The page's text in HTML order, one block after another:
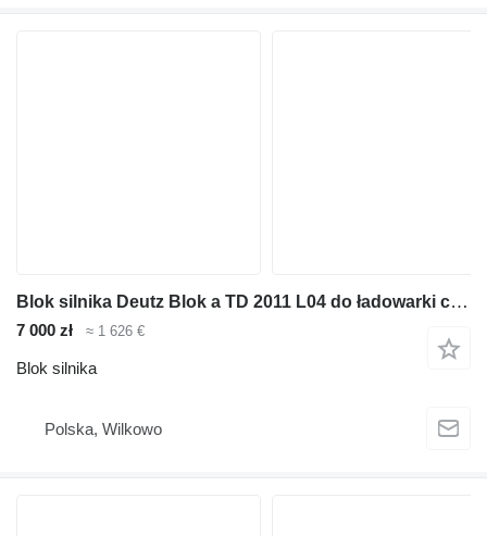
Blok silnika Deutz Blok a TD 2011 L04 do ładowarki czołowej teleskopowej
7 000 zł ≈ 1 626 €
Blok silnika
Polska, Wilkowo